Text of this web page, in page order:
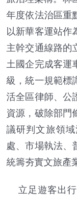
年度依法治區重
以新華客運站作
主幹交通線路的
土國企完成客運
級，統一規範標
活全區律師、公
資源，破除部門
議研判文旅領
處、市場執法、
統籌夯實文旅產
立足遊客出行